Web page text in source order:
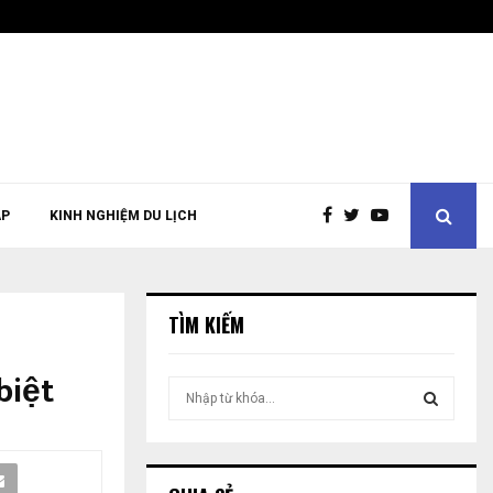
KINH NGHIỆM DU LỊCH
TÌM KIẾM